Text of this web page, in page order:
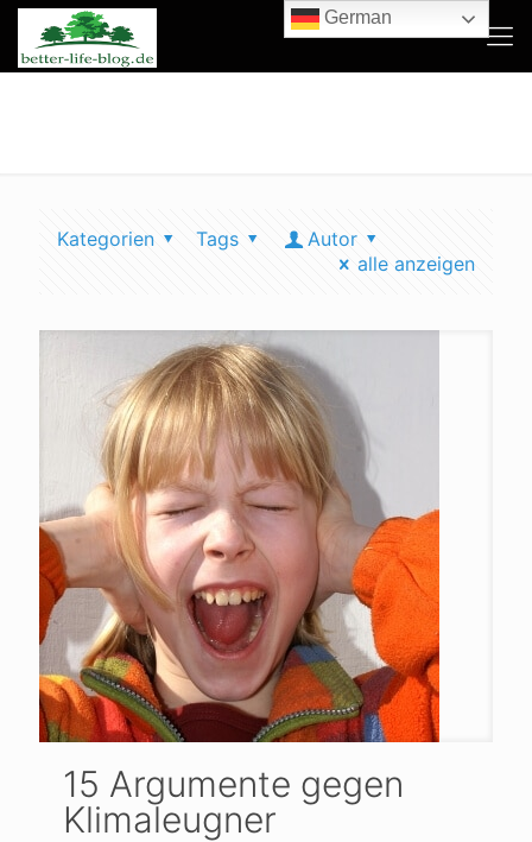
Kategorien Tags
Autor
alle anzeigen
15 Argumente gegen
Klimaleugner
German